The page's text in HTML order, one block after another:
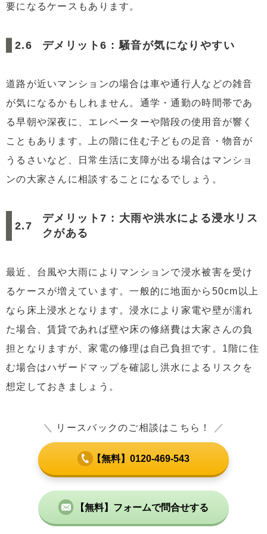
要になるケースもあります。
デメリット6 : 騒音が気になりやすい
道路が近いマンションの場合は車や通行人などの雑音
が気になるかもしれません。通学・通勤の時間帯であ
る早朝や深夜に、エレベーターや階段の使用音が響く
こともあります。上の階に住む子どもの足音・物音が
うるさいなど、日常生活に支障が出る場合はマンショ
ンの大家さんに相談することになるでしょう。
デメリット7 : 大雨や洪水による浸水リス
クがある
最近、台風や大雨によりマンションで浸水被害を受け
るケースが増えています。一般的に地面から50cm以上
なら床上浸水となります。浸水により家電や壁が濡れ
た場合、賃貸であれば壁や床の修繕費は大家さんの負
担となりますが、家電の修理は自己負担です。1階に住
む場合はハザードマップを確認し洪水によるリスクを
想定しておきましょう。
＼ リースバックのご相談はこちら！ ／
【無料】0120-469-543
【無料】フォームで問合せする